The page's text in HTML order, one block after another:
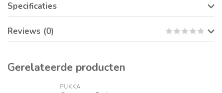
Specificaties
Reviews (0)
Gerelateerde producten
PUKKA